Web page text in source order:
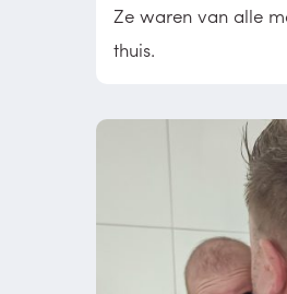
Ze waren van alle
thuis.